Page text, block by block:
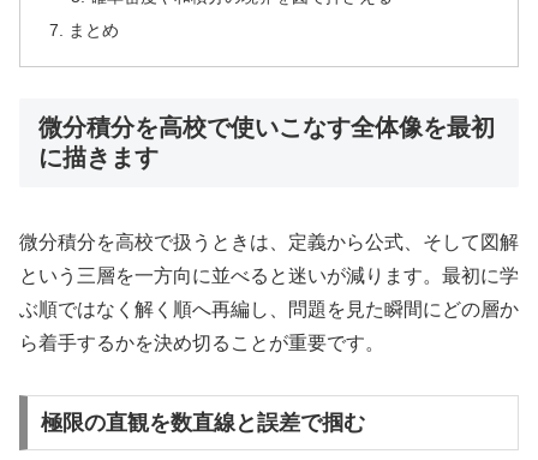
まとめ
微分積分を高校で使いこなす全体像を最初
に描きます
微分積分を高校で扱うときは、定義から公式、そして図解
という三層を一方向に並べると迷いが減ります。最初に学
ぶ順ではなく解く順へ再編し、問題を見た瞬間にどの層か
ら着手するかを決め切ることが重要です。
極限の直観を数直線と誤差で掴む